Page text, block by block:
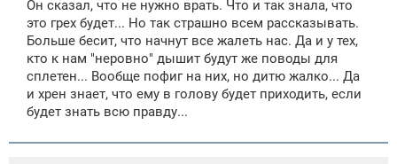
н
и
Он сказал, что не нужно врать. Что и так знала, что
это грех будет... Но так страшно всем рассказывать.
Больше бесит, что начнут все жалеть нас. Да и у тех,
кто к нам "неровно" дышит будут же поводы для
сплетен... Вообще пофиг на них, но дитю жалко... Да
и хрен знает, что ему в голову будет приходить, если
будет знать всю правду...